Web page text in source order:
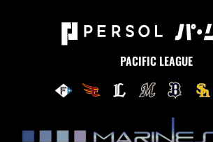
PACIFIC LEAGUE